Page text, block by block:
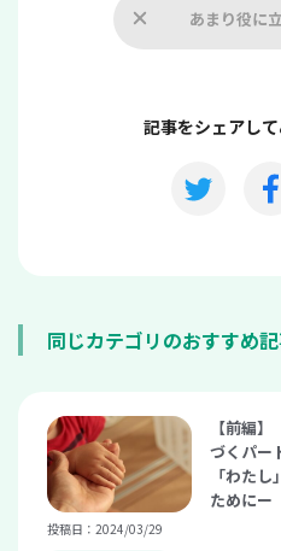
あまり役に
記事をシェアし
同じカテゴリのおすすめ
【前編
づくパー
「わた
ためにー
投稿日：2024/03/29